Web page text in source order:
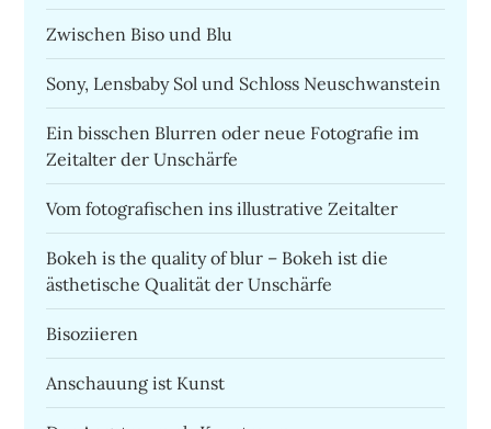
Zwischen Biso und Blu
Sony, Lensbaby Sol und Schloss Neuschwanstein
Ein bisschen Blurren oder neue Fotografie im
Zeitalter der Unschärfe
Vom fotografischen ins illustrative Zeitalter
Bokeh is the quality of blur – Bokeh ist die
ästhetische Qualität der Unschärfe
Bisoziieren
Anschauung ist Kunst